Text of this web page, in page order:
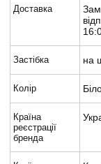
Доставка
Застібка на
Колір
Країна
реєстрації
бренда